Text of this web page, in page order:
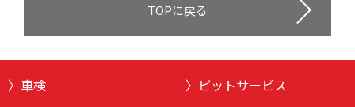
TOPに戻る
車検
ピットサービス